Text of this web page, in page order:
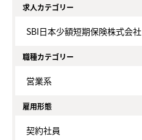
求人カテゴリー
SBI日本少額短期保険株式会社
職種カテゴリー
営業系
雇用形態
契約社員